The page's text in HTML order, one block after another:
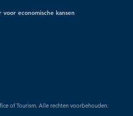
economische kansen
of Tourism. Alle rechten voorbehouden.